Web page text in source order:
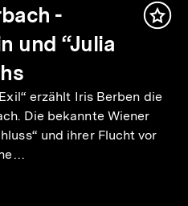
-
und “Julia
erzählt Iris Berben die
Die bekannte Wiener
und ihrer Flucht vor